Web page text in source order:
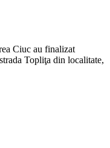
Ciuc au finalizat
Topliţa din localitate,